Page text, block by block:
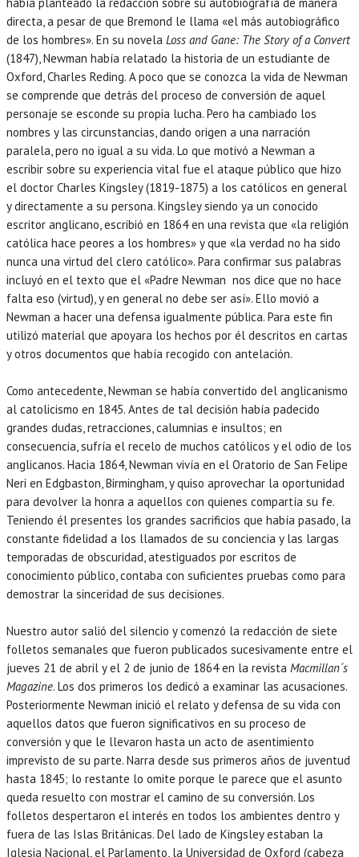
directa, a pesar de que Bremond le llama «el más autobiográfico
de los hombres». En su novela Loss and Gane: The Story of a Convert
(1847), Newman había relatado la historia de un estudiante de
Oxford, Charles Reding. A poco que se conozca la vida de Newman
se comprende que detrás del proceso de conversión de aquel
personaje se esconde su propia lucha. Pero ha cambiado los
nombres y las circunstancias, dando origen a una narración
paralela, pero no igual a su vida. Lo que motivó a Newman a
escribir sobre su experiencia vital fue el ataque público que hizo
el doctor Charles Kingsley (1819-1875) a los católicos en general
y directamente a su persona. Kingsley siendo ya un conocido
escritor anglicano, escribió en 1864 en una revista que «la religión
católica hace peores a los hombres» y que «la verdad no ha sido
nunca una virtud del clero católico». Para confirmar sus palabras
incluyó en el texto que el «Padre Newman nos dice que no hace
falta eso (virtud), y en general no debe ser así». Ello movió a
Newman a hacer una defensa igualmente pública. Para este fin
utilizó material que apoyara los hechos por él descritos en cartas
y otros documentos que había recogido con antelación.
Como antecedente, Newman se había convertido del anglicanismo
al catolicismo en 1845. Antes de tal decisión había padecido
grandes dudas, retracciones, calumnias e insultos; en
consecuencia, sufría el recelo de muchos católicos y el odio de los
anglicanos. Hacia 1864, Newman vivía en el Oratorio de San Felipe
Neri en Edgbaston, Birmingham, y quiso aprovechar la oportunidad
para devolver la honra a aquellos con quienes compartía su fe.
Teniendo él presentes los grandes sacrificios que había pasado, la
constante fidelidad a los llamados de su conciencia y las largas
temporadas de obscuridad, atestiguados por escritos de
conocimiento público, contaba con suficientes pruebas como para
demostrar la sinceridad de sus decisiones.
Nuestro autor salió del silencio y comenzó la redacción de siete
folletos semanales que fueron publicados sucesivamente entre el
jueves 21 de abril y el 2 de junio de 1864 en la revista Macmillan´s
Magazine. Los dos primeros los dedicó a examinar las acusaciones.
Posteriormente Newman inició el relato y defensa de su vida con
aquellos datos que fueron significativos en su proceso de
conversión y que le llevaron hasta un acto de asentimiento
imprevisto de su parte. Narra desde sus primeros años de juventud
hasta 1845; lo restante lo omite porque le parece que el asunto
queda resuelto con mostrar el camino de su conversión. Los
folletos despertaron el interés en todos los ambientes dentro y
fuera de las Islas Británicas. Del lado de Kingsley estaban la
Iglesia Nacional, el Parlamento, la Universidad de Oxford (cabeza